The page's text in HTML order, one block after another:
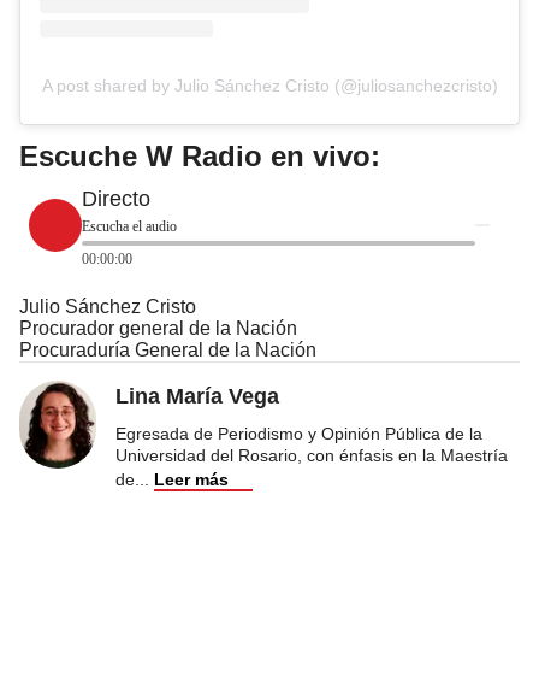
A post shared by Julio Sánchez Cristo (@juliosanchezcristo)
Escuche W Radio en vivo:
Directo
Escucha el audio
00:00:00
Julio Sánchez Cristo
Procurador general de la Nación
Procuraduría General de la Nación
Lina María Vega
Egresada de Periodismo y Opinión Pública de la
Universidad del Rosario, con énfasis en la Maestría
de
Leer más